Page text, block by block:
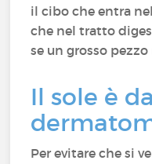
il cibo che entra
che nel tratto
se un grosso
Il sole è
Per evitare che si